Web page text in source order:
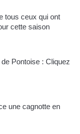
tous ceux qui ont
cette saison
Pontoise : Cliquez
une cagnotte en